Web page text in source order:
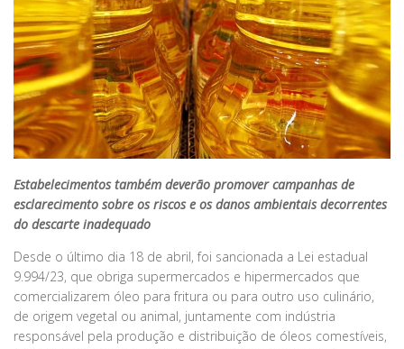
Estabelecimentos também deverão promover campanhas de
esclarecimento sobre os riscos e os danos ambientais decorrentes
do descarte inadequado
Desde o último dia 18 de abril, foi sancionada a Lei estadual
9.994/23, que obriga supermercados e hipermercados que
comercializarem óleo para fritura ou para outro uso culinário,
de origem vegetal ou animal, juntamente com indústria
responsável pela produção e distribuição de óleos comestíveis,